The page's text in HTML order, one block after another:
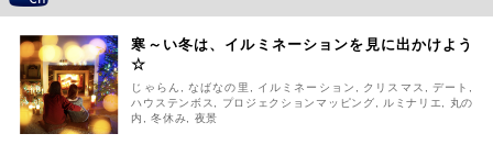
寒～い冬は、イルミネーションを見に出かけよう
☆
じゃらん ,なばなの里 , イルミネーション , クリスマス , デート ,
ハウステンボス, プロジェクションマッピング, ルミナリエ,
丸の
内 ,冬休み, 夜景